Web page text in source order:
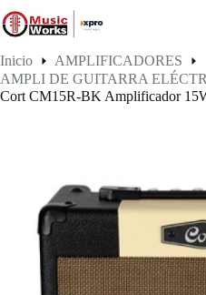
al
contenido
Inicio
AMPLIFICADORES
AMPLI DE GUITARRA
Cort CM15R-BK Amplificador